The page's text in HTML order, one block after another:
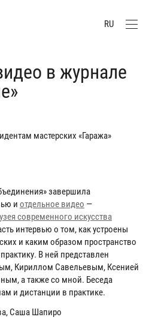
RU
в журнале
мастерских «Гаража»
завершила
и отдельное видео —
современного искусства
интервью о том, как устроены
и каким образом пространство
В ней представлен
Кириллом Савельевым, Ксенией
а также со мной. Беседа
и дистанции в практике.
Саша Шапиро